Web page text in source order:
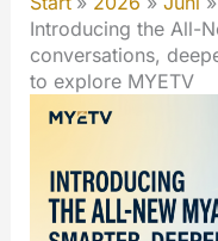
Introducing the All-
conversations,
to explore MYETV